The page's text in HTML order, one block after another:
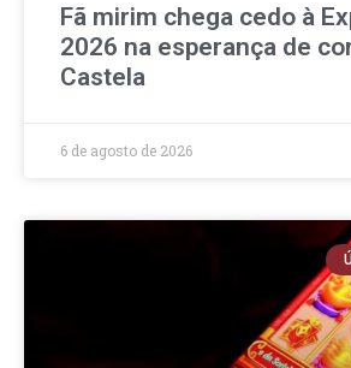
Fã mirim chega cedo à
2026 na esperança de
Castela
6 de agosto de 2026